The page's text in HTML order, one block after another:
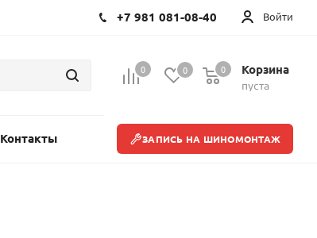
Войти
+7 981 081-08-40
0 0 Корзина
пуста
0
Контакты ЗАПИСЬ НА ШИНОМОНТАЖ